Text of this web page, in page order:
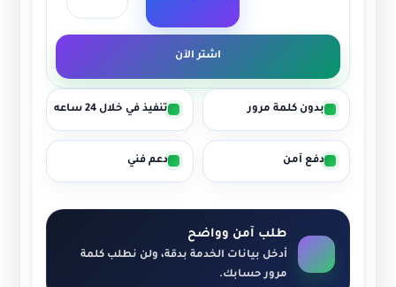
اشتر الآن
بدون كلمة مرور تنفيذ في خلال 24 ساعه
دفع آمن دعم فني
طلب آمن وواضح
أدخل بيانات الخدمة بدقة، ولن نطلب كلمة
مرور حسابك.